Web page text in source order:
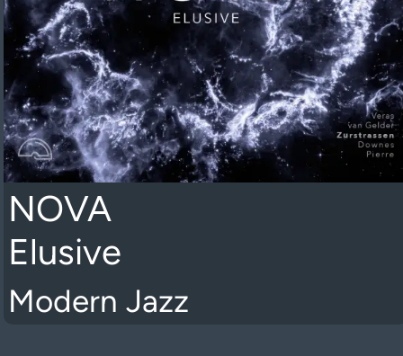
NOVA
Elusive
Modern Jazz